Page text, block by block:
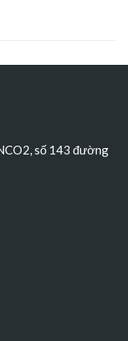
số 143 đường